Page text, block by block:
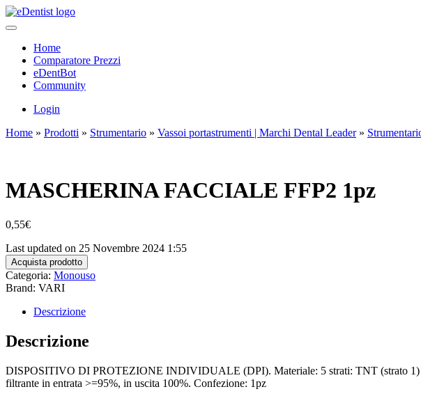
Home
Comparatore Prezzi
eDentBot
Community
Login
Home » Prodotti » Strumentario » Vassoi portastrumenti | Marchi Dental Leader»
MASCHERINA FACCIALE FFP2 1pz
0,55€
Last updated on 25 Novembre 2024 1:55
Acquista prodotto
Categoria: Monouso
Brand: VARI
Descrizione
Descrizione
DISPOSITIVO DI PROTEZIONE INDIVIDUALE (DPI). Materiale: 5 strati: TNT (strato 1)
filtrante in entrata >=95%, in uscita 100%. Confezione: 1pz